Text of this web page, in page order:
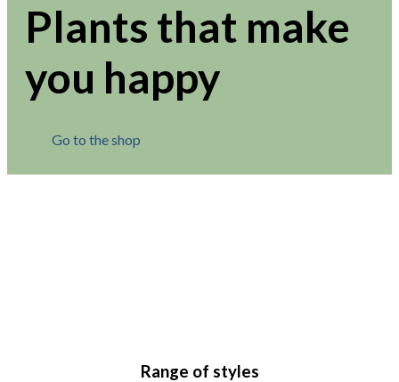
Plants that make
you happy
Go to the shop
Range of styles